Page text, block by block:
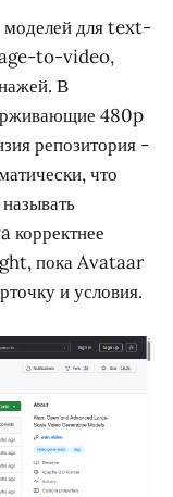
моделей для text-
to-video,
В
480p
репозитория -
что
корректнее
пока Avataar
и условия.